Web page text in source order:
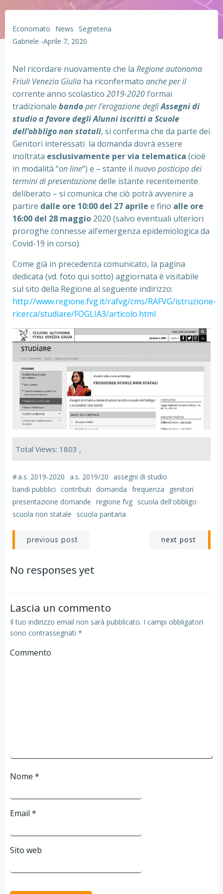
Economato News Segreteria
Gabriele -Aprile 7, 2020
Nel ricordare nuovamente che la Regione autonoma
Friuli Venezia Giulia ha riconfermato anche per il
corrente anno scolastico 2019-2020 l’ormai
tradizionale bandoper l’erogazione degliAssegni di
studio a favore degli Alunni iscritti a Scuole
dell’obbligo non statali, si conferma che da parte dei
Genitori interessati la domanda dovrà essere
inoltrata esclusivamente per via telematica (cioè
in modalità “on line“) e – stante il nuovo posticipo dei
termini di presentazionedelle istante recentemente
deliberato – si comunica che ciò potrà avvenire a
partire dalle ore 10:00 del 27 aprile e fino alle ore
16:00 del 28 maggio 2020 (salvo eventuali ulteriori
proroghe connesse all’emergenza epidemiologica da
Covid-19 in corso).
Come già in precedenza comunicato, la pagina
dedicata (vd. foto qui sotto) aggiornata è visitabile
sul sito della Regione al seguente indirizzo:
http://www.regione.fvg.it/rafvg/cms/RAFVG/istruzione-
ricerca/studiare/FOGLIA3/articolo.html
Total Views: 1803 ,
#a.s. 2019-2020 a.s. 2019/20 assegni di studio
bandi pubblici contributi domanda frequenza
genitori
presentazione domande regione fvg scuola dell'obbligo
scuola non statale
scuola paritaria
Navigazione
articoli
previous post
Navigazione
next post
No responses yet
Lascia un commento
Il tuo indirizzo email non sarà pubblicato. I campi obbligatori
sono contrassegnati *
Commento
Nome *
Email *
Sito web